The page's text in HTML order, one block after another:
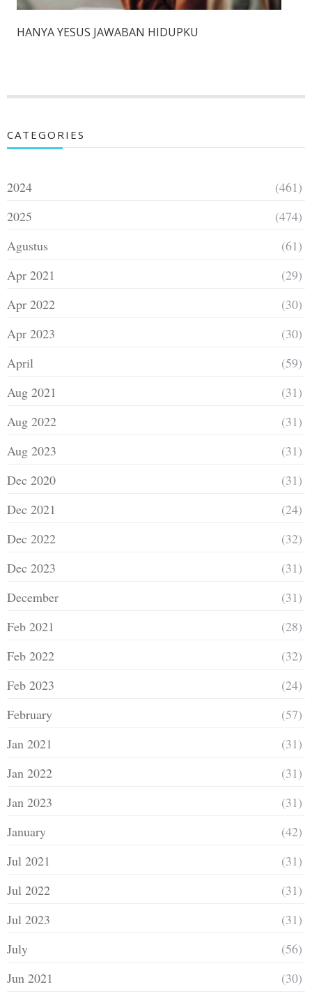
HANYA YESUS JAWABAN HIDUPKU
CATEGORIES
2024
(461)
2025
(474)
Agustus
(61)
Apr 2021
(29)
Apr 2022
(30)
Apr 2023
(30)
April
(59)
Aug 2021
(31)
Aug 2022
(31)
Aug 2023
(31)
Dec 2020
(31)
Dec 2021
(24)
Dec 2022
(32)
Dec 2023
(31)
December
(31)
Feb 2021
(28)
Feb 2022
(32)
Feb 2023
(24)
February
(57)
Jan 2021
(31)
Jan 2022
(31)
Jan 2023
(31)
January
(42)
Jul 2021
(31)
Jul 2022
(31)
Jul 2023
(31)
July
(56)
Jun 2021
(30)